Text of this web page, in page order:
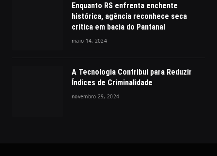
Enquanto RS enfrenta enchente
histórica, agência reconhece seca
crítica em bacia do Pantanal
maio 14, 2024
A Tecnologia Contribui para Reduzir
Índices de Criminalidade
novembro 29, 2024